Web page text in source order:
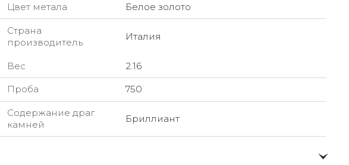
Цвет метала Белое золото
Страна
производитель
Италия
Вес 2.16
Проба 750
Содержание драг
камней
Бриллиант